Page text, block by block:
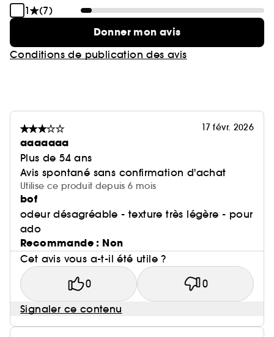
1
(7)
Donner mon avis
Conditions de publication des avis
17 févr. 2026
aaaaaaa
Plus de 54 ans
Avis spontané sans confirmation d'achat
Utilise ce produit depuis 6 mois
bof
odeur désagréable - texture très légère - pour
ado
Recommande : Non
Cet avis vous a-t-il été utile ?
0 0
Signaler ce contenu